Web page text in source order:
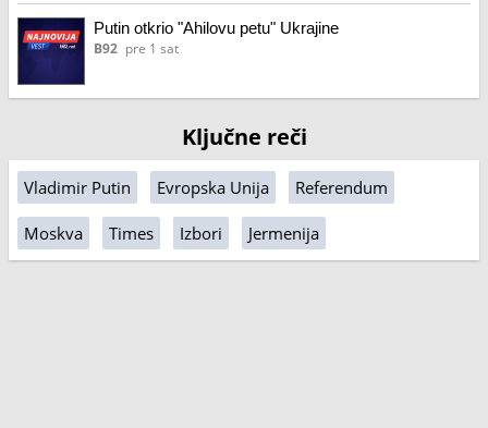
Putin otkrio "Ahilovu petu" Ukrajine
B92 pre 1 sat
Ključne reči
Vladimir Putin Evropska Unija Referendum
Moskva Times Izbori Jermenija